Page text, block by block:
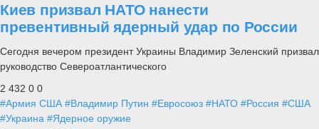
Киев призвал НАТО нанести
превентивный ядерный удар по России
Сегодня вечером президент Украины Владимир Зеленский призвал
руководство Североатлантического
2 432 0 0
#Армия США #Владимир Путин #Евросоюз #НАТО #Россия #США
#Украина #Ядерное оружие